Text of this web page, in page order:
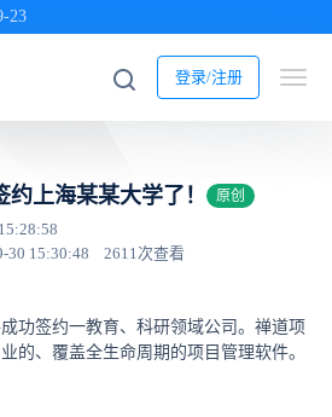
23
登录/注册
上海某某大学了！ 原创
30 15:30:48
2611次查看
功签约一教育、科研领域公司。禅道项
的、覆盖全生命周期的项目管理软件。